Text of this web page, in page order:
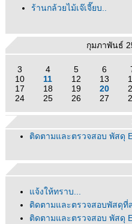
ร้านกล้วยไม้เจ๊เจี๊ยบ..
กุมภาพันธ์
3
4 5 6
10
11 12 13
17
18 19 20
24
25 26 27
ติดตามและตรวจสอบ พัสดุ
จ้งให้ทราบ...
ติดตามและตรวจสอบพัสดุที่
ติดตามและตรวจสอบ พัสดุ